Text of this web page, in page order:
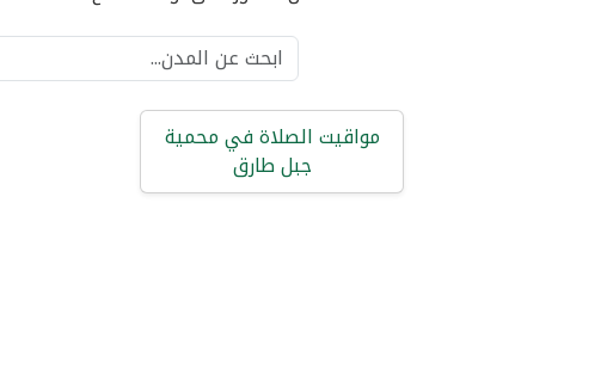
مواقيت الصلاة في محمية
جبل طارق